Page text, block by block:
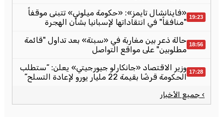
19:23 «فاينانشال تايمز»: «حكومة ميلوني» تتبنى موقفاً
"منافقاً" في انتقاداتها لإسبانيا بشأن الهجرة
18:56 حالة ذعر بين مغاربة في «سبتة» بعد تداول "قائمة
مطلوبين" على مواقع التواصل
17:28 وزير الاقتصاد «جانكارلو جيورجيتي» يعلن: “ستطلب
الحكومة قرضًا بقيمة 22 مليار يورو لإعادة التسلح”
› جميع الأخبار